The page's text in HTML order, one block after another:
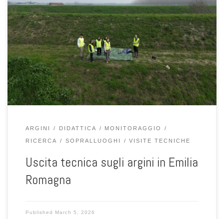
Il 4 marzo 2026 gli studenti del corso “Geotecnica nella difesa del
territorio” hanno partecipato ad un’attività di campo lungo il Fiume
Crostolo e il Torrente Tassone, in provincia di Reggio Emilia.
L’uscita è stata svolta insieme a Paolo Simonini, Francesca
Ceccato e Nicola Fabbian ed è stata dedicata all’osservazione […]
ARGINI DIDATTICA MONITORAGGIO
RICERCA SOPRALLUOGHI VISITE TECNICHE
Uscita tecnica sugli argini in Emilia
Romagna
Published March 5, 2026